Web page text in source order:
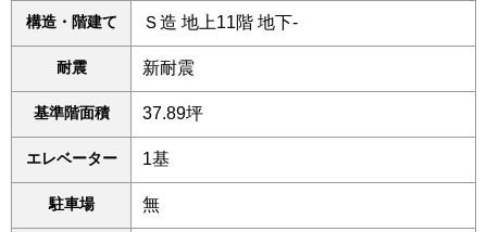
構造・階建て Ｓ造 地上11階 地下-
耐震 新耐震
基準階面積 37.89坪
エレベーター 1基
駐車場 無